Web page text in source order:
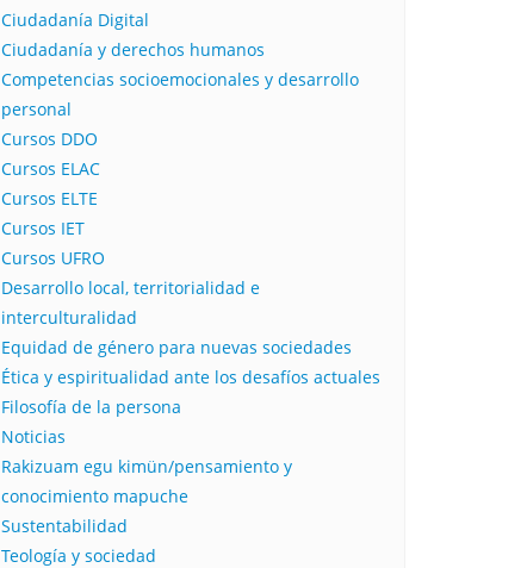
Ciudadanía Digital
Ciudadanía y derechos humanos
Competencias socioemocionales y desarrollo
personal
Cursos DDO
Cursos ELAC
Cursos ELTE
Cursos IET
Cursos UFRO
Desarrollo local, territorialidad e
interculturalidad
Equidad de género para nuevas sociedades
Ética y espiritualidad ante los desafíos actuales
Filosofía de la persona​
Noticias
Rakizuam egu kimün/pensamiento y
conocimiento mapuche
Sustentabilidad
Teología y sociedad